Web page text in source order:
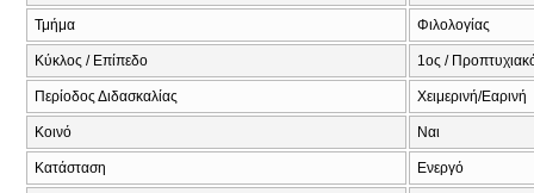
Τμήμα Φιλολογίας
Κύκλος / Επίπεδο 1ος /
Περίοδος Διδασκαλίας Χειμερινή/Εαρινή
Κοινό Ναι
Κατάσταση Ενεργό